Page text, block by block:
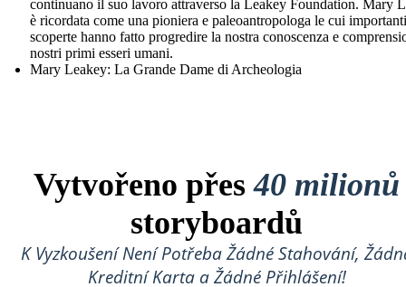
continuano il suo lavoro attraverso la Leakey Foundation. Mary
è ricordata come una pioniera e paleoantropologa le cui importanti
scoperte hanno fatto progredire la nostra conoscenza e
nostri primi esseri umani.
Mary Leakey: La Grande Dame di Archeologia
Vytvořeno přes40 milionů
storyboardů
K Vyzkoušení Není Potřeba Žádné Stahování,
Kreditní Karta a Žádné Přihlášení!